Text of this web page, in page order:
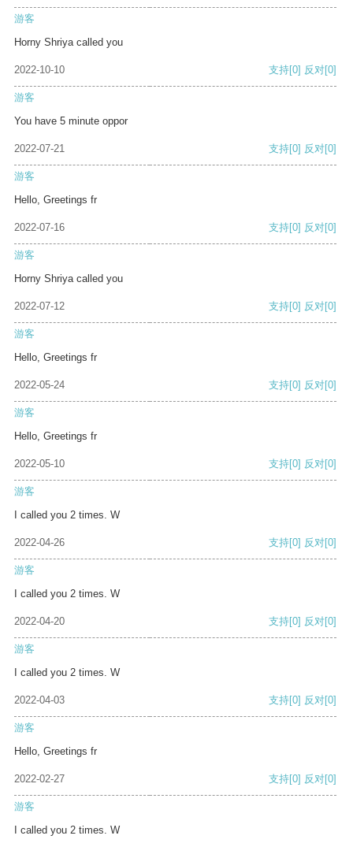
游客
Horny Shriya called you
2022-10-10 支持[0] 反对[0]
游客
You have 5 minute oppor
2022-07-21 支持[0] 反对[0]
游客
Hello, Greetings fr
2022-07-16 支持[0] 反对[0]
游客
Horny Shriya called you
2022-07-12 支持[0] 反对[0]
游客
Hello, Greetings fr
2022-05-24 支持[0] 反对[0]
游客
Hello, Greetings fr
2022-05-10 支持[0] 反对[0]
游客
I called you 2 times. W
2022-04-26 支持[0] 反对[0]
游客
I called you 2 times. W
2022-04-20 支持[0] 反对[0]
游客
I called you 2 times. W
2022-04-03 支持[0] 反对[0]
游客
Hello, Greetings fr
2022-02-27 支持[0] 反对[0]
游客
I called you 2 times. W